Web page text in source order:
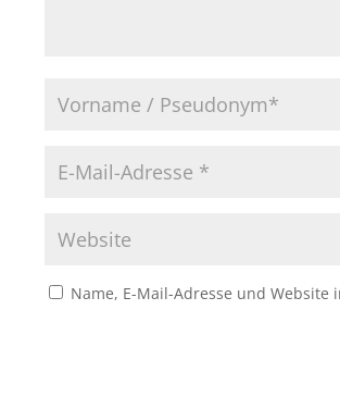
Name, E-Mail-Adresse und